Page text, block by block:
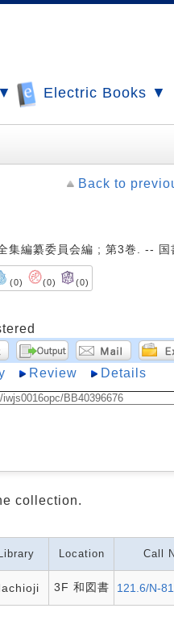
Electric Books ▼
Back to
集編纂委員会編 ; 第3巻. --
(0) (0) (0)
Review Details
collection.
Library Location Call
3F 和図書 121.6/N-